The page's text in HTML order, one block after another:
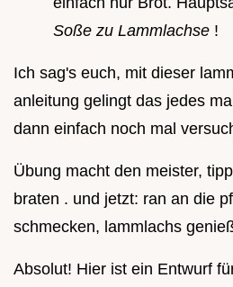
Soße zu Lammlachse !
Ich sag's euch, mit dieser
anleitung gelingt das jedes
dann einfach noch mal
Übung macht den meister,
braten . und jetzt: ran an die
schmecken, lammlachs
Absolut! Hier ist ein Entwurf